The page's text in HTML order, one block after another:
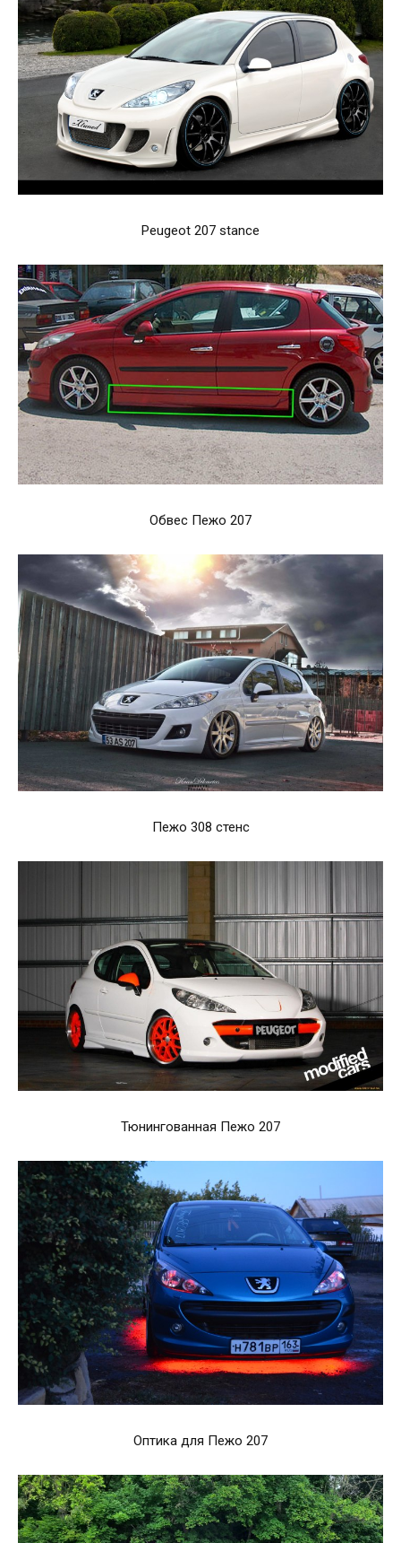
Peugeot 207 stance
Обвес Пежо 207
Пежо 308 стенс
Тюнингованная Пежо 207
Оптика для Пежо 207